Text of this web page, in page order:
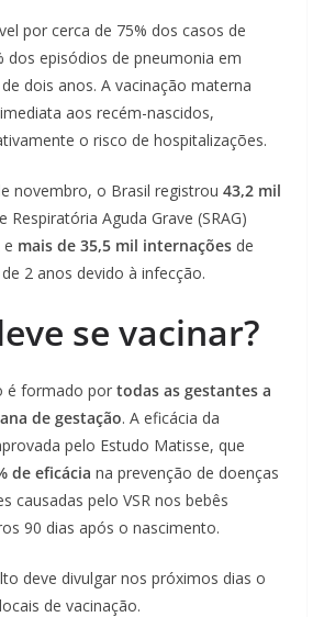
por cerca de 75% dos casos de
dos episódios de pneumonia em
dois anos. A vacinação materna
aos recém-nascidos,
o risco de hospitalizações.
novembro, o Brasil registrou 43,2 mil
Respiratória Aguda Grave (SRAG)
e mais de 35,5 mil internações de
2 anos devido à infecção.
se vacinar?
é formado por todas as gestantes a
de gestação. A eficácia da
pelo Estudo Matisse, que
de eficácia na prevenção de doenças
causadas pelo VSR nos bebês
90 dias após o nascimento.
deve divulgar nos próximos dias o
de vacinação.